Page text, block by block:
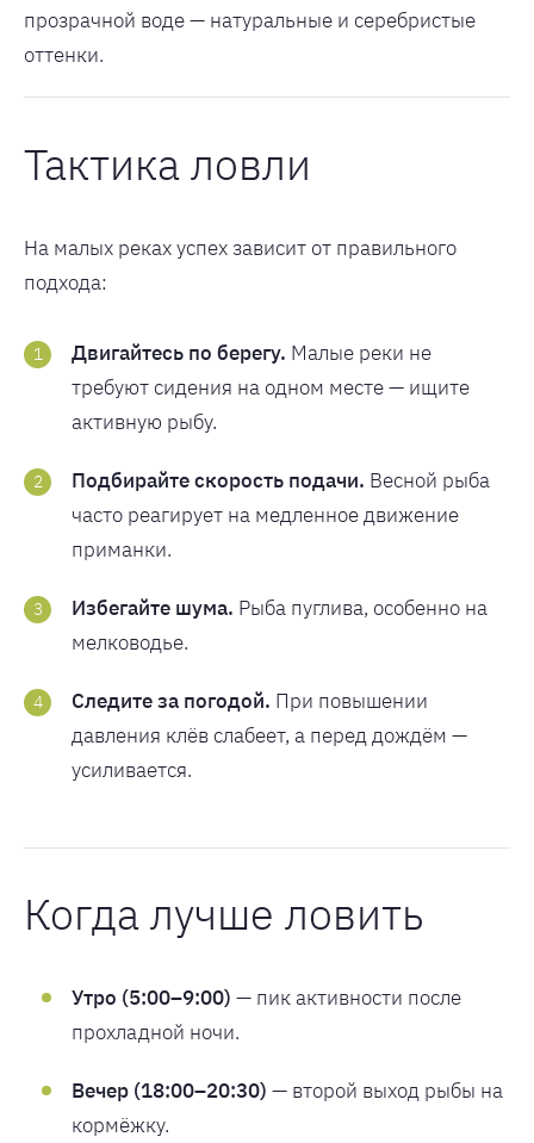
прозрачной воде — натуральные и серебристые
оттенки.
Тактика ловли
На малых реках успех зависит от правильного
подхода:
Двигайтесь по берегу. Малые реки не
требуют сидения на одном месте — ищите
активную рыбу.
Подбирайте скорость подачи. Весной рыба
часто реагирует на медленное движение
приманки.
Избегайте шума. Рыба пуглива, особенно на
мелководье.
Следите за погодой. При повышении
давления клёв слабеет, а перед дождём —
усиливается.
Когда лучше ловить
Утро (5:00–9:00) — пик активности после
прохладной ночи.
Вечер (18:00–20:30) — второй выход рыбы на
кормёжку.